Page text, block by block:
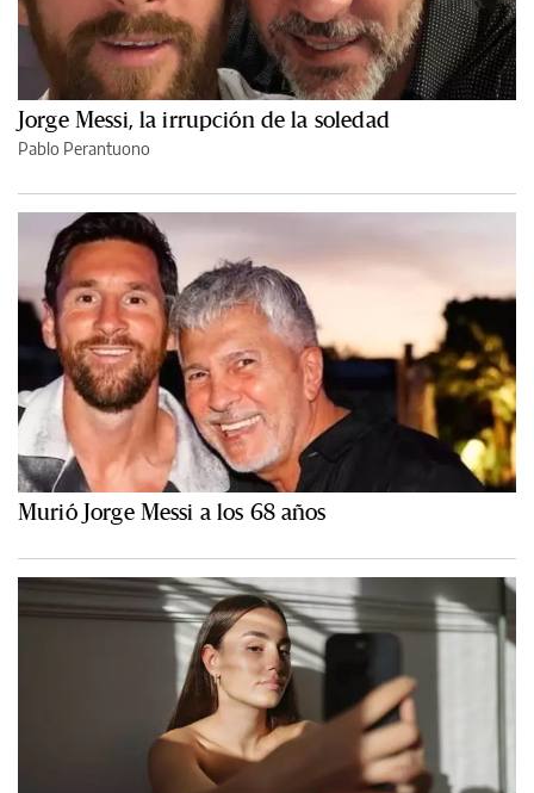
Jorge Messi, la irrupción de la soledad
Pablo Perantuono
Murió Jorge Messi a los 68 años